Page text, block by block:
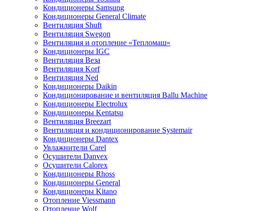
Кондиционеры Samsung
Кондиционеры General Climate
Вентиляция Shuft
Вентиляция Swegon
Вентиляция и отопление «Тепломаш»
Кондиционеры IGC
Вентиляция Веза
Вентиляция Korf
Вентиляция Ned
Кондиционеры Daikin
Кондиционирование и вентиляция Ballu Machine
Кондиционеры Electrolux
Кондиционеры Kentatsu
Вентиляция Breezart
Вентиляция и кондиционирование Systemair
Кондиционеры Dantex
Увлажнители Carel
Осушители Danvex
Осушители Calorex
Кондиционеры Rhoss
Кондиционеры General
Кондиционеры Kitano
Отопление Viessmann
Отопление Wolf